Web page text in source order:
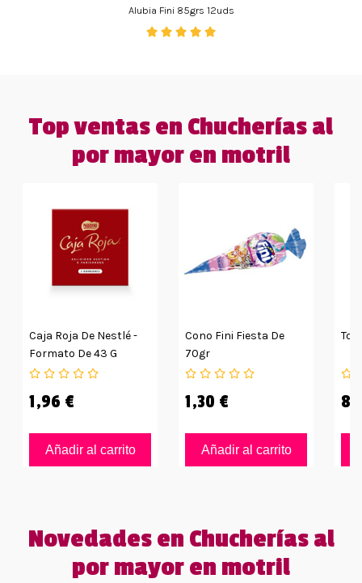
Alubia Fini 85grs 12uds
Top ventas en Chucherías al
por mayor en motril
Caja Roja De Nestlé -
Formato De 43 G
1,96 €
Añadir al carrito
Cono Fini Fiesta De
70gr
1,30 €
Añadir al carrito
Toc
Novedades en Chucherías al
por mayor en motril